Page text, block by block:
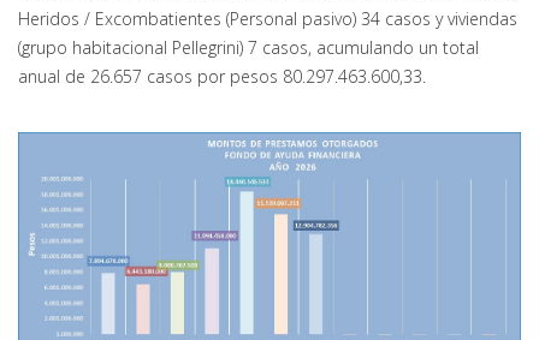
Heridos / Excombatientes (Personal pasivo) 34 casos y viviendas
(grupo habitacional Pellegrini) 7 casos, acumulando un total
anual de 26.657 casos por pesos 80.297.463.600,33.